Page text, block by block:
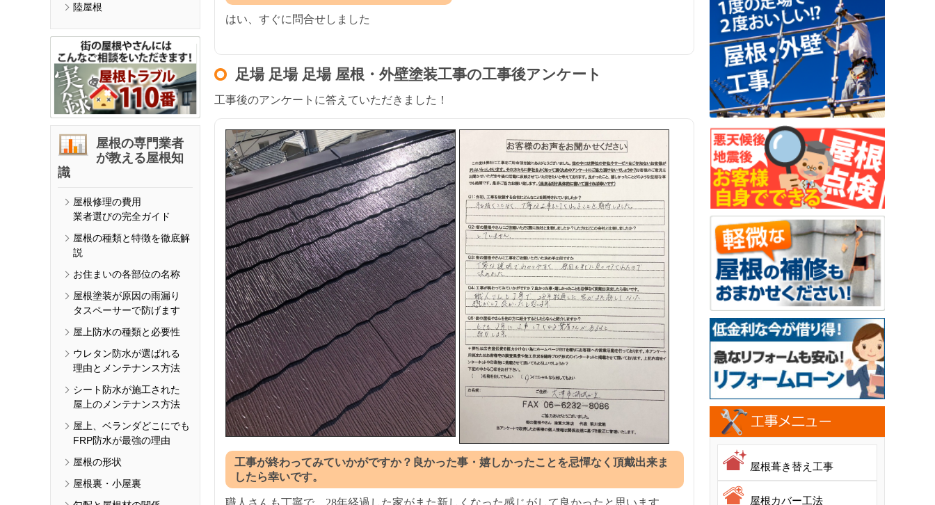
陸屋根
屋根の専門業者
が教える屋根知
識
屋根修理の費用
業者選びの完全ガイド
屋根の種類と特徴を徹底解
説
お住まいの各部位の名称
屋根塗装が原因の雨漏り
タスペーサーで防げます
屋上防水の種類と必要性
ウレタン防水が選ばれる
理由とメンテナンス方法
シート防水が施工された
屋上のメンテナンス方法
屋上、ベランダどこにでも
FRP防水が最強の理由
屋根の形状
屋根裏・小屋裏
はい、すぐに問合せしました
足場 足場 足場 屋根・外壁塗装工事の工事後アンケート
工事後のアンケートに答えていただきました！
工事が終わってみていかがですか？良かった事・嬉しかったことを忌憚なく頂戴出来ま
したら幸いです。
屋根葺き替え工事
屋根カバー工法